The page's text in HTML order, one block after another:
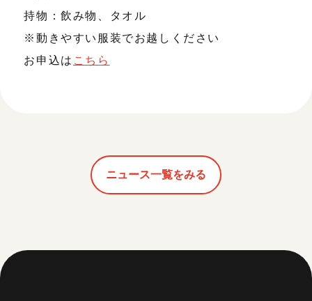
持物：飲み物、タオル
※動きやすい服装でお越しください
お申込は こちら
ニュース一覧をみる